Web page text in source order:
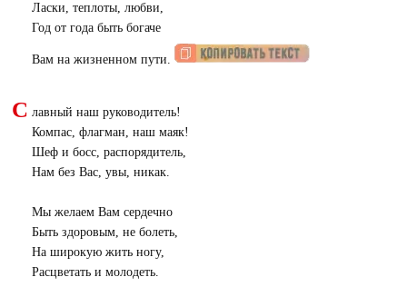
Ласки, теплоты, любви,
Год от года быть богаче
Вам на жизненном пути.
С лавный наш руководитель!
Компас, флагман, наш маяк!
Шеф и босс, распорядитель,
Нам без Вас, увы, никак.
Мы желаем Вам сердечно
Быть здоровым, не болеть,
На широкую жить ногу,
Расцветать и молодеть.